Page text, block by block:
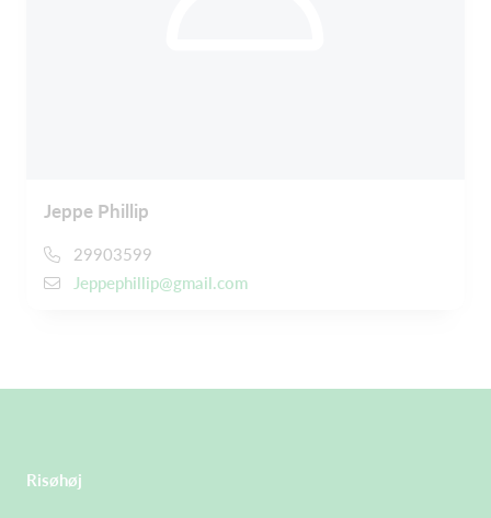
Jeppe Phillip
29903599
Jeppephillip@gmail.com
Risøhøj